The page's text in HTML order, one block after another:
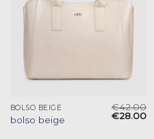
BOLSO BEIGE
bolso beige
€42.00
€28.00